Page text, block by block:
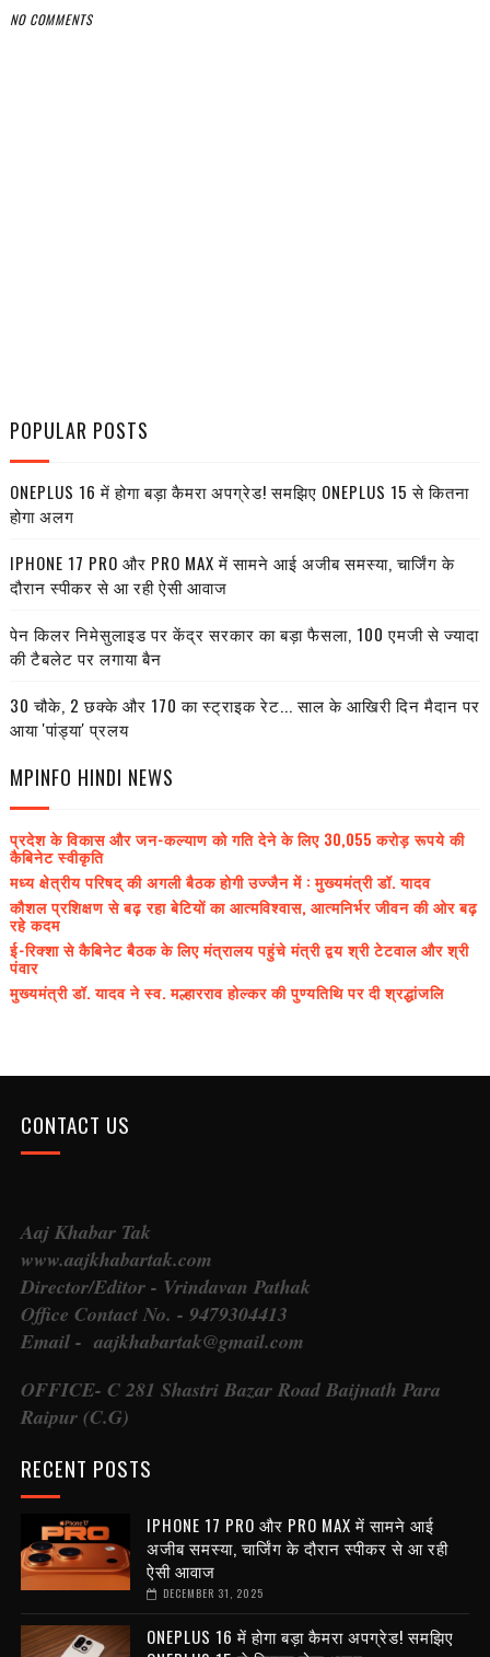
NO COMMENTS
POPULAR POSTS
ONEPLUS 16 में होगा बड़ा कैमरा अपग्रेड! समझिए ONEPLUS 15 से कितना
होगा अलग
IPHONE 17 PRO और PRO MAX में सामने आई अजीब समस्या, चार्जिंग के
दौरान स्पीकर से आ रही ऐसी आवाज
पेन किलर निमेसुलाइड पर केंद्र सरकार का बड़ा फैसला, 100 एमजी से ज्यादा
की टैबलेट पर लगाया बैन
30 चौके, 2 छक्के और 170 का स्ट्राइक रेट... साल के आखिरी दिन मैदान पर
आया 'पांड्या' प्रलय
MPINFO HINDI NEWS
प्रदेश के विकास और जन-कल्याण को गति देने के लिए 30,055 करोड़ रूपये की
कैबिनेट स्वीकृति
मध्य क्षेत्रीय परिषद् की अगली बैठक होगी उज्जैन में : मुख्यमंत्री डॉ. यादव
कौशल प्रशिक्षण से बढ़ रहा बेटियों का आत्मविश्वास, आत्मनिर्भर जीवन की ओर बढ़
रहे कदम
ई-रिक्शा से कैबिनेट बैठक के लिए मंत्रालय पहुंचे मंत्री द्वय श्री टेटवाल और श्री
पंवार
मुख्यमंत्री डॉ. यादव ने स्व. मल्हारराव होल्कर की पुण्यतिथि पर दी श्रद्धांजलि
CONTACT US
Aaj Khabar Tak
www.aajkhabartak.com
Director/Editor - Vrindavan Pathak
Office Contact No. - 9479304413
Email - aajkhabartak@gmail.com
OFFICE- C 281 Shastri Bazar Road Baijnath Para
Raipur (C.G)
RECENT POSTS
IPHONE 17 PRO और PRO MAX में सामने आई
अजीब समस्या, चार्जिंग के दौरान स्पीकर से आ रही
ऐसी आवाज
DECEMBER 31, 2025
ONEPLUS 16 में होगा बड़ा कैमरा अपग्रेड! समझिए